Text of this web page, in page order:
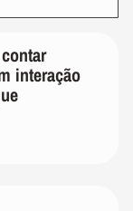
interação